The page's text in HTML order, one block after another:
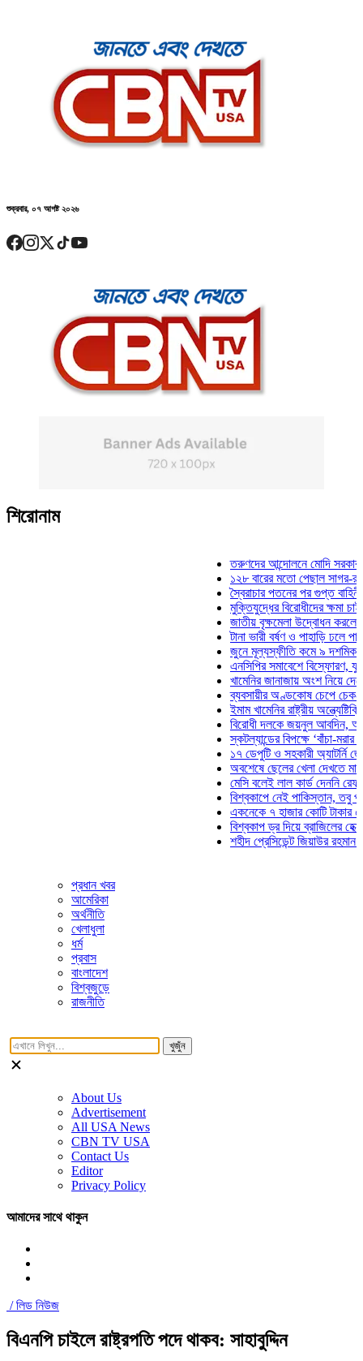
শুক্রবার, ০৭ আগষ্ট ২০২৬
শিরোনাম
তরুণদের আন্দোলনে মোদি সরকার দুর্বল
১২৮ বারের মতো পেছাল সাগর-রুনি
স্বৈরাচার পতনের পর গুপ্ত বাহিনীর
মুক্তিযুদ্ধের বিরোধীদের ক্ষমা চাইতে
জাতীয় বৃক্ষমেলা উদ্বোধন করলেন
টানা ভারী বর্ষণ ও পাহাড়ি ঢলে পানিবন্দি
জুনে মূল্যস্ফীতি কমে ৯ দশমিক ১৬
এনসিপির সমাবেশে বিস্ফোরণ,
খামেনির জানাজায় অংশ নিয়ে দেশে
ব্যবসায়ীর অণ্ডকোষ চেপে চেক-
ইমাম খামেনির রাষ্ট্রীয়
বিরোধী দলকে জয়নুল আবদিন, আপনারা
স্কটল্যান্ডের বিপক্ষে ‘বাঁচা-মরার
১৭ ডেপুটি ও সহকারী অ্যাটর্নি
অবশেষে ছেলের খেলা দেখতে মাঠে
মেসি বলেই লাল কার্ড দেননি রেফারি!
বিশ্বকাপে নেই পাকিস্তান, তবু প্রতিটি
একনেকে ৭ হাজার কোটি টাকার ৫
বিশ্বকাপ ড্র দিয়ে ব্রাজিলের হেক্সা
শহীদ প্রেসিডেন্ট জিয়াউর রহমান
প্রধান খবর
আমেরিকা
অর্থনীতি
খেলাধুলা
ধর্ম
প্রবাস
বাংলাদেশ
বিশ্বজুড়ে
রাজনীতি
খুজুঁন
About Us
Advertisement
All USA News
CBN TV USA
Contact Us
Editor
Privacy Policy
আমাদের সাথে থাকুন
/লিড নিউজ
বিএনপি চাইলে রাষ্ট্রপতি পদে থাকব: সাহাবুদ্দিন